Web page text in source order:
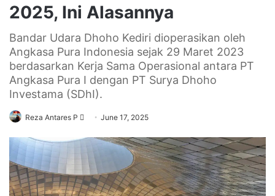
2025, Ini Alasannya
Bandar Udara Dhoho Kediri dioperasikan oleh
Angkasa Pura Indonesia sejak 29 Maret 2023
berdasarkan Kerja Sama Operasional antara PT
Angkasa Pura I dengan PT Surya Dhoho
Investama (SDhI).
Reza Antares P
SendJune 17, 2025